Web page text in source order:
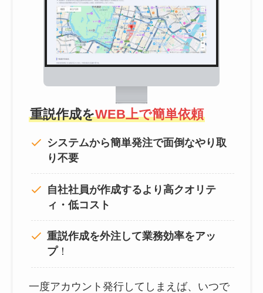
重説作成をWEB上で簡単依頼
システムから簡単発注で面倒なやり取
り不要
自社社員が作成するより高クオリテ
ィ・低コスト
重説作成を外注して業務効率をアッ
プ！
一度アカウント発行してしまえば、いつで